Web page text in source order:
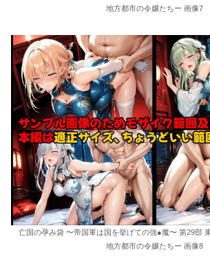
地方都市の令嬢たちー 画像7
亡国の孕み袋 〜帝国軍は国を挙げての強●魔〜 第29部
地方都市の令嬢たちー 画像8